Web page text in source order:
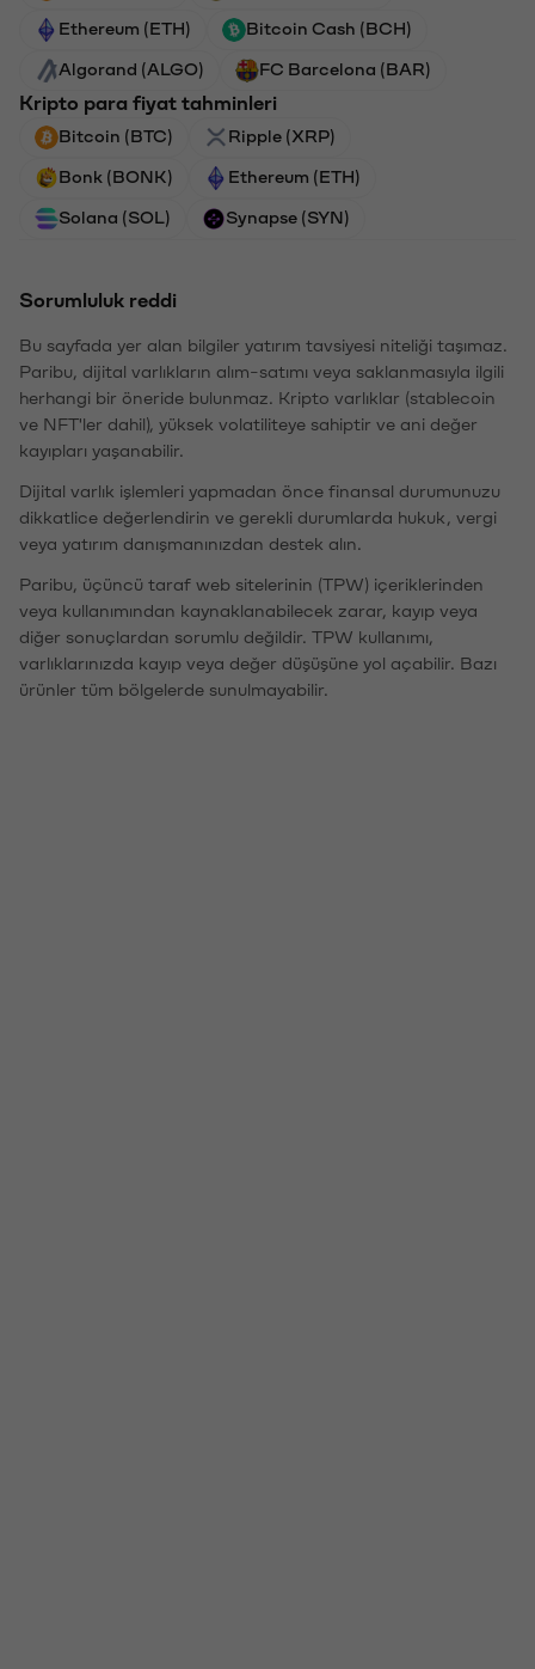
Ethereum (ETH) Bitcoin Cash (BCH)
Algorand (ALGO) FC Barcelona (BAR)
Kripto para fiyat tahminleri
Bitcoin (BTC) Ripple (XRP)
Bonk (BONK) Ethereum (ETH)
Solana (SOL) Synapse (SYN)
Sorumluluk reddi
Bu sayfada yer alan bilgiler yatırım tavsiyesi niteliği taşımaz.
Paribu, dijital varlıkların alım-satımı veya saklanmasıyla ilgili
herhangi bir öneride bulunmaz. Kripto varlıklar (stablecoin
ve NFT'ler dahil), yüksek volatiliteye sahiptir ve ani değer
kayıpları yaşanabilir.
Dijital varlık işlemleri yapmadan önce finansal durumunuzu
dikkatlice değerlendirin ve gerekli durumlarda hukuk, vergi
veya yatırım danışmanınızdan destek alın.
Paribu, üçüncü taraf web sitelerinin (TPW) içeriklerinden
veya kullanımından kaynaklanabilecek zarar, kayıp veya
diğer sonuçlardan sorumlu değildir. TPW kullanımı,
varlıklarınızda kayıp veya değer düşüşüne yol açabilir. Bazı
ürünler tüm bölgelerde sunulmayabilir.